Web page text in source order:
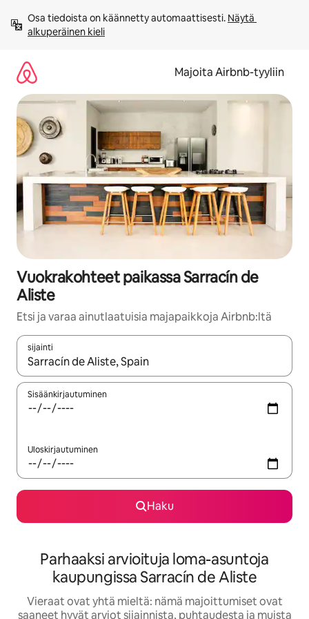
sisältö
väliin
Osa tiedoista on käännetty automaattisesti. Näytä
alkuperäinen kieli
Majoita Airbnb-tyyliin
Vuokrakohteet paikassa Sarracín de
Aliste
Etsi ja varaa ainutlaatuisia majapaikkoja Airbnb:ltä
sijainti
Kun tulokset ovat saatavilla, navigoi ylös- ja alas-
Sisäänkirjautuminen
Uloskirjautuminen
Haku
Parhaaksi arvioituja loma-asuntoja
kaupungissa Sarracín de Aliste
Vieraat ovat yhtä mieltä: nämä majoittumiset ovat
saaneet hyvät arviot sijainnista, puhtaudesta ja muista